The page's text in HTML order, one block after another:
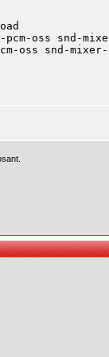
oss snd-
oss snd-